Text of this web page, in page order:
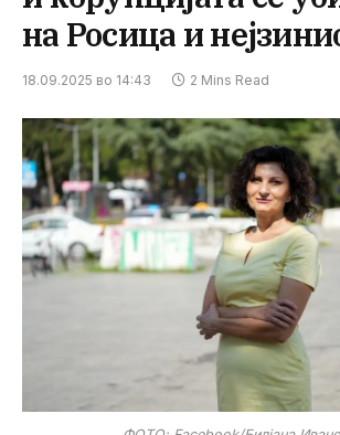
на Росица и
18.09.2025 во 14:43 2 Mins Read